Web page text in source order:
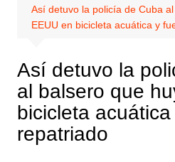
Así detuvo la policía de Cuba
EEUU en bicicleta acuática y
Así detuvo la
al balsero que
bicicleta
repatriado